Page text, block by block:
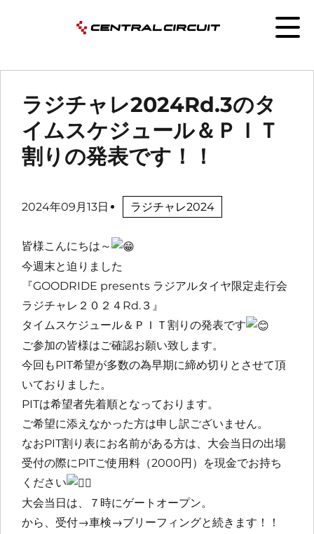
ラジチャレ2024Rd.3のタ
イムスケジュール＆ＰＩＴ
割りの発表です！！
2024年09月13日 ラジチャレ2024
皆様こんにちは～
今週末と迫りました
『GOODRIDE presents ラジアルタイヤ限定走行会
ラジチャレ２０２４Rd.３』
タイムスケジュール＆ＰＩＴ割りの発表です
ご参加の皆様はご確認お願い致します。
今回もPIT希望が多数の為早期に締め切りとさせて頂
いておりました。
PITは希望者先着順となっております。
ご希望に添えなかった方は申し訳ございません。
なおPIT割り表にお名前がある方は、大会当日の出場
受付の際にPITご使用料（2000円）を現金でお持ち
ください
大会当日は、７時にゲートオープン。
から、受付→車検→ブリーフィングと続きます！！